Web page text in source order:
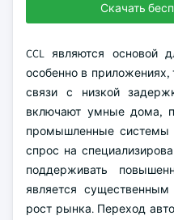
Скачать
CCL являются основой
особенно в
связи с низкой
включают умные дома,
промышленные системы
спрос на
поддерживать
является
рост рынка. Переход